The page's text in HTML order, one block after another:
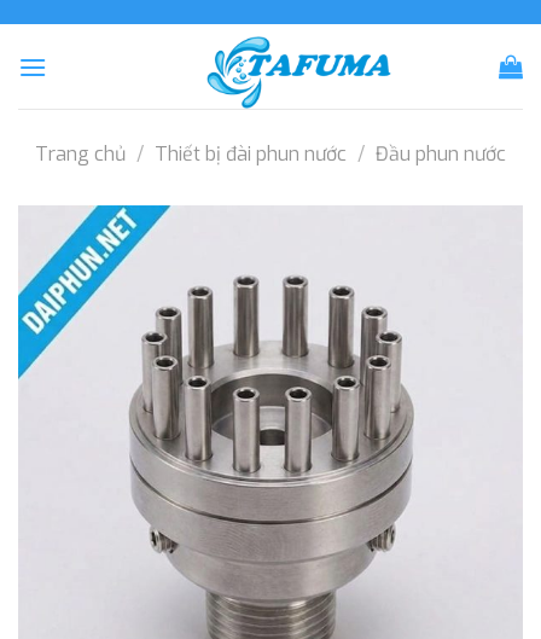
content
Trang chủ / Thiết bị đài phun nước / Đầu phun nước